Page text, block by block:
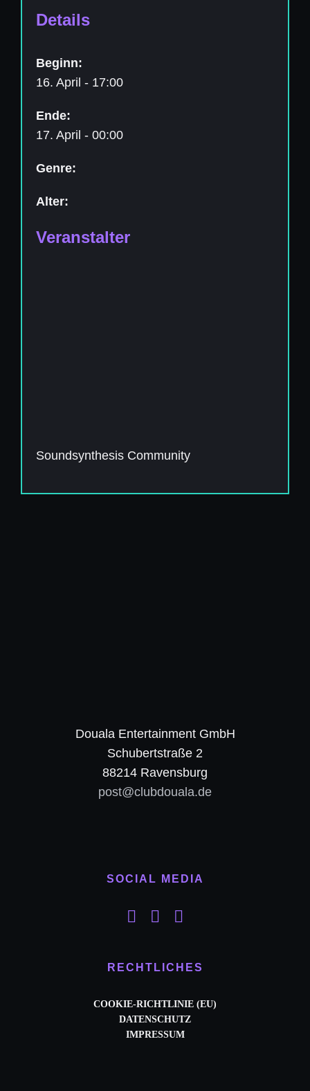
Details
Beginn:
16. April - 17:00
Ende:
17. April - 00:00
Genre:
Alter:
Veranstalter
Soundsynthesis Community
SOCIAL MEDIA
Douala Entertainment GmbH
Schubertstraße 2
88214 Ravensburg
post@clubdouala.de
RECHTLICHES
COOKIE-RICHTLINIE (EU)
DATENSCHUTZ
IMPRESSUM